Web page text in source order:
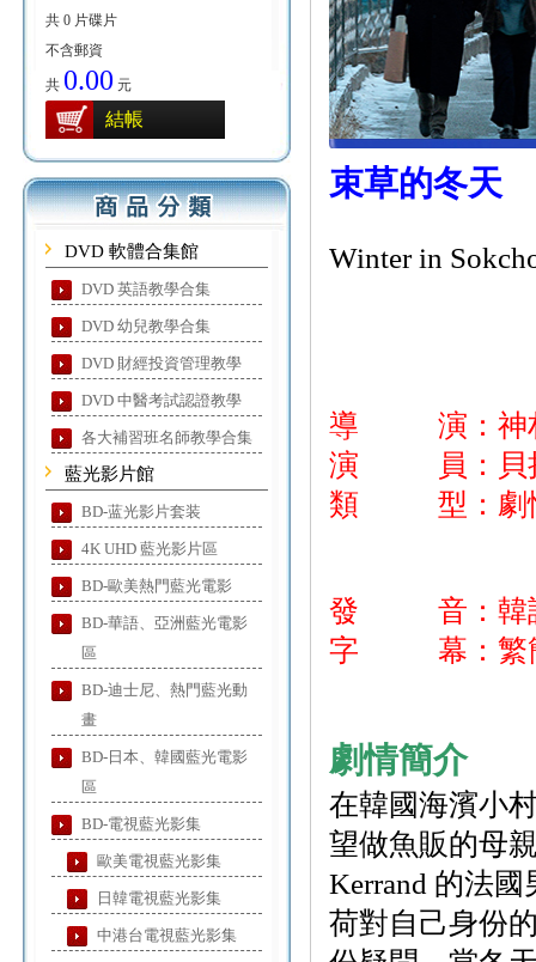
共 0 片碟片
不含郵資
共 0.00 元
結帳
DVD 軟體合集館
DVD 英語教學合集
DVD 幼兒教學合集
DVD 財經投資管理教學
DVD 中醫考試認證教學
各大補習班名師教學合集
藍光影片館
BD-蓝光影片套装
4K UHD 藍光影片區
BD-歐美熱門藍光電影
BD-華語、亞洲藍光電影
區
BD-迪士尼、熱門藍光動
畫
BD-日本、韓國藍光電影
區
BD-電視藍光影集
歐美電視藍光影集
日韓電視藍光影集
中港台電視藍光影集
束草的冬天
Winter in
導 演：神
演 員：貝拉·
類 型：劇
發 音：韓
字 幕：繁簡
劇情簡介
在韓國海濱小
望做魚販的母
Kerrand 的法
荷對自己身份